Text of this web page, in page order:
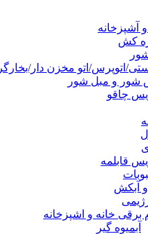
آشپزخانه
کش
اتوپرس/اتو مخزن دار/بخارگر
شور و مبل شور
چاقو
قابلمه
آبکش
برقی خانه و اشپزخانه
آبمیوه گیر